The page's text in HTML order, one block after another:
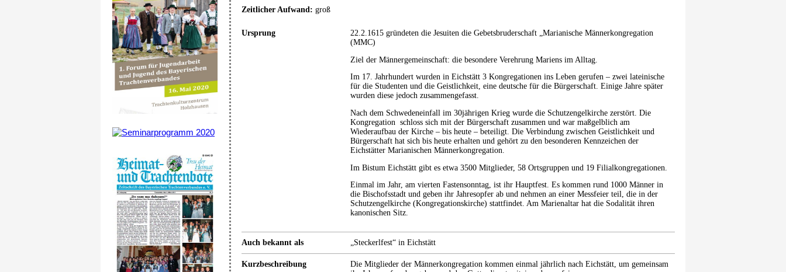
Zeitlicher Aufwand: groß
Ursprung
22.2.1615 gründeten die Jesuiten die Gebetsbruderschaft „Marianische Männerkongregation
(MMC)
Ziel der Männergemeinschaft: die besondere Verehrung Mariens im Alltag.
Im 17. Jahrhundert wurden in Eichstätt 3 Kongregationen ins Leben gerufen – zwei lateinische
für die Studenten und die Geistlichkeit, eine deutsche für die Bürgerschaft. Einige Jahre später
wurden diese jedoch zusammengefasst.
Nach dem Schwedeneinfall im 30jährigen Krieg wurde die Schutzengelkirche zerstört. Die
Kongregation schloss sich mit der Bürgerschaft zusammen und war maßgelblich am
Wiederaufbau der Kirche – bis heute – beteiligt. Die Verbindung zwischen Geistlichkeit und
Bürgerschaft hat sich bis heute erhalten und gehört zu den besonderen Kennzeichen der
Eichstätter Marianischen Männerkongregation.
Im Bistum Eichstätt gibt es etwa 3500 Mitglieder, 58 Ortsgruppen und 19 Filialkongregationen.
Einmal im Jahr, am vierten Fastensonntag, ist ihr Hauptfest. Es kommen rund 1000 Männer in
die Bischofsstadt und geben ihr Jahresopfer ab und nehmen an einer Messfeier teil, die in der
Schutzengelkirche (Kongregationskirche) stattfindet. Am Marienaltar hat die Sodalität ihren
kanonischen Sitz.
Auch bekannt als „Steckerlfest“ in Eichstätt
Kurzbeschreibung
Die Mitglieder der Männerkongregation kommen einmal jährlich nach Eichstätt, um gemeinsam